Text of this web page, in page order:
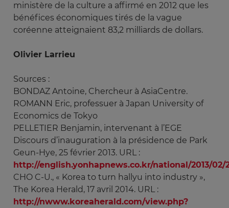
ministère de la culture a affirmé en 2012 que les
bénéfices économiques tirés de la vague
coréenne atteignaient 83,2 milliards de dollars.
Olivier Larrieu
Sources :
BONDAZ Antoine, Chercheur à AsiaCentre.
ROMANN Eric, professuer à Japan University of
Economics de Tokyo
PELLETIER Benjamin, intervenant à l’EGE
Discours d’inauguration à la présidence de Park
Geun-Hye, 25 février 2013. URL :
http://english.yonhapnews.co.kr/national/2013/02/
CHO C-U., « Korea to turn hallyu into industry »,
The Korea Herald, 17 avril 2014. URL :
http://nwww.koreaherald.com/view.php?